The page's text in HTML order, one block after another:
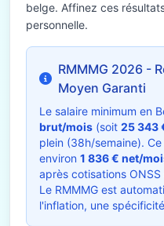
belge. Affinez ces
personnelle.
RMMMG 2026 -
Moyen Garanti
Le salaire minimum en
brut/mois (soit 25 343
plein (38h/semaine).
environ 1 836 € net/
après cotisations
Le RMMMG est
l'inflation, une